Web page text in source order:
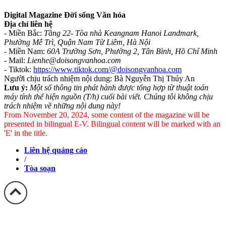
Digital Magazine Đời sống Văn hóa
Địa chỉ liên hệ
- Miền Bắc: Tầng 22- Tòa nhà Keangnam Hanoi Landmark,
Phường Mễ Trì, Quận Nam Từ Liêm, Hà Nội
- Miền Nam: 60A Trường Sơn, Phường 2, Tân Bình, Hồ Chí Minh
- Mail: Lienhe@doisongvanhoa.com
- Tiktok: https://www.tiktok.com/@doisongvanhoa.com
Người chịu trách nhiệm nội dung: Bà Nguyễn Thị Thúy An
Lưu ý: Một số thông tin phát hành được tổng hợp từ thuật toán
máy tính thể hiện nguồn (T/h) cuối bài viết. Chúng tôi không chịu
trách nhiệm về những nội dung này!
From November 20, 2024, some content of the magazine will be
presented in bilingual E-V. Bilingual content will be marked with an
'E' in the title.
Liên hệ quảng cáo
/
Tòa soạn